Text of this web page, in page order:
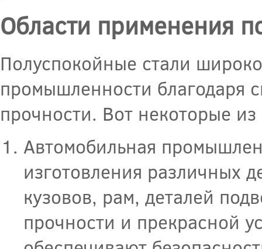
Области применения
Полуспокойные стали
промышленности благодаря
прочности. Вот некоторые
Автомобильная
изготовления различных
кузовов, рам, деталей
прочности и прекрасной